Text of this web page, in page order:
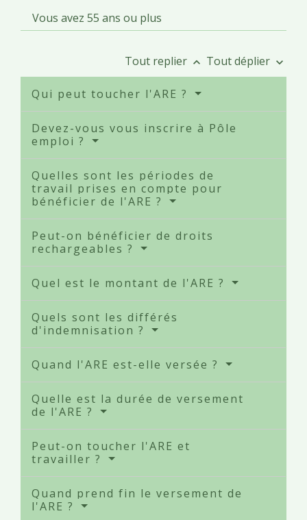
Vous avez 55 ans ou plus
Tout replier keyboard_arrow_up Tout déplier keyboard_arrow_down
Qui peut toucher l'ARE ?
Devez-vous vous inscrire à Pôle
emploi ?
Quelles sont les périodes de
travail prises en compte pour
bénéficier de l'ARE ?
Peut-on bénéficier de droits
rechargeables ?
Quel est le montant de l'ARE ?
Quels sont les différés
d'indemnisation ?
Quand l'ARE est-elle versée ?
Quelle est la durée de versement
de l'ARE ?
Peut-on toucher l'ARE et
travailler ?
Quand prend fin le versement de
l'ARE ?